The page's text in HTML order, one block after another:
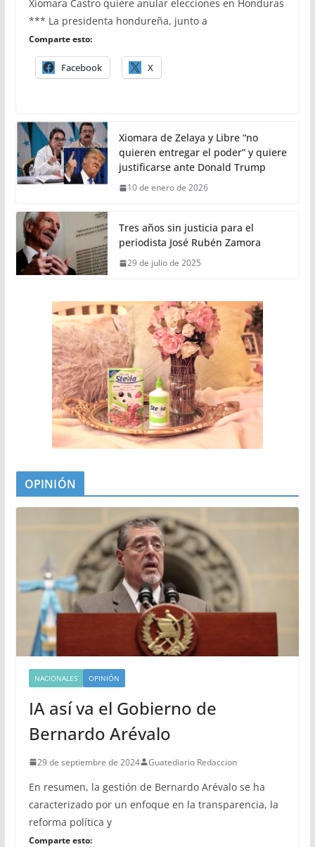
Xiomara Castro quiere anular elecciones en Honduras
*** La presidenta hondureña, junto a
Comparte esto:
Facebook X
Xiomara de Zelaya y Libre “no
quieren entregar el poder” y quiere
justificarse ante Donald Trump
10 de enero de 2026
Tres años sin justicia para el
periodista José Rubén Zamora
29 de julio de 2025
OPINIÓN
NACIONALES OPINIÓN
IA así va el Gobierno de
Bernardo Arévalo
29 de septiembre de 2024 Guatediario Redaccion
En resumen, la gestión de Bernardo Arévalo se ha
caracterizado por un enfoque en la transparencia, la
reforma política y
Comparte esto: